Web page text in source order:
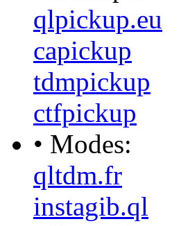
qlpickup.eu
capickup
tdmpickup
ctfpickup
• Modes:
qltdm.fr
instagib.ql